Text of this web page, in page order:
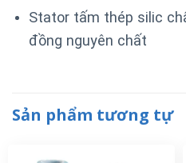
Stator tấm thép silic
đồng nguyên chất
Sản phẩm tương tự